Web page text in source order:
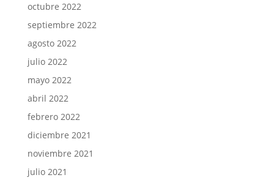
octubre 2022
septiembre 2022
agosto 2022
julio 2022
mayo 2022
abril 2022
febrero 2022
diciembre 2021
noviembre 2021
julio 2021